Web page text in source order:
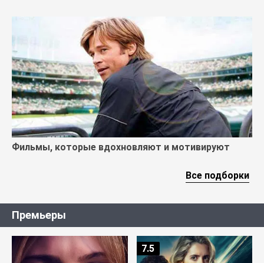
Фильмы, которые вдохновляют и мотивируют
Все подборки
Премьеры
7.5